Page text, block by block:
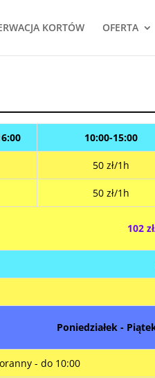
KORTÓW OFERTA
10:00-15:00
50 zł/1h
50 zł/1h
102
Poniedziałek -
- do 10:00